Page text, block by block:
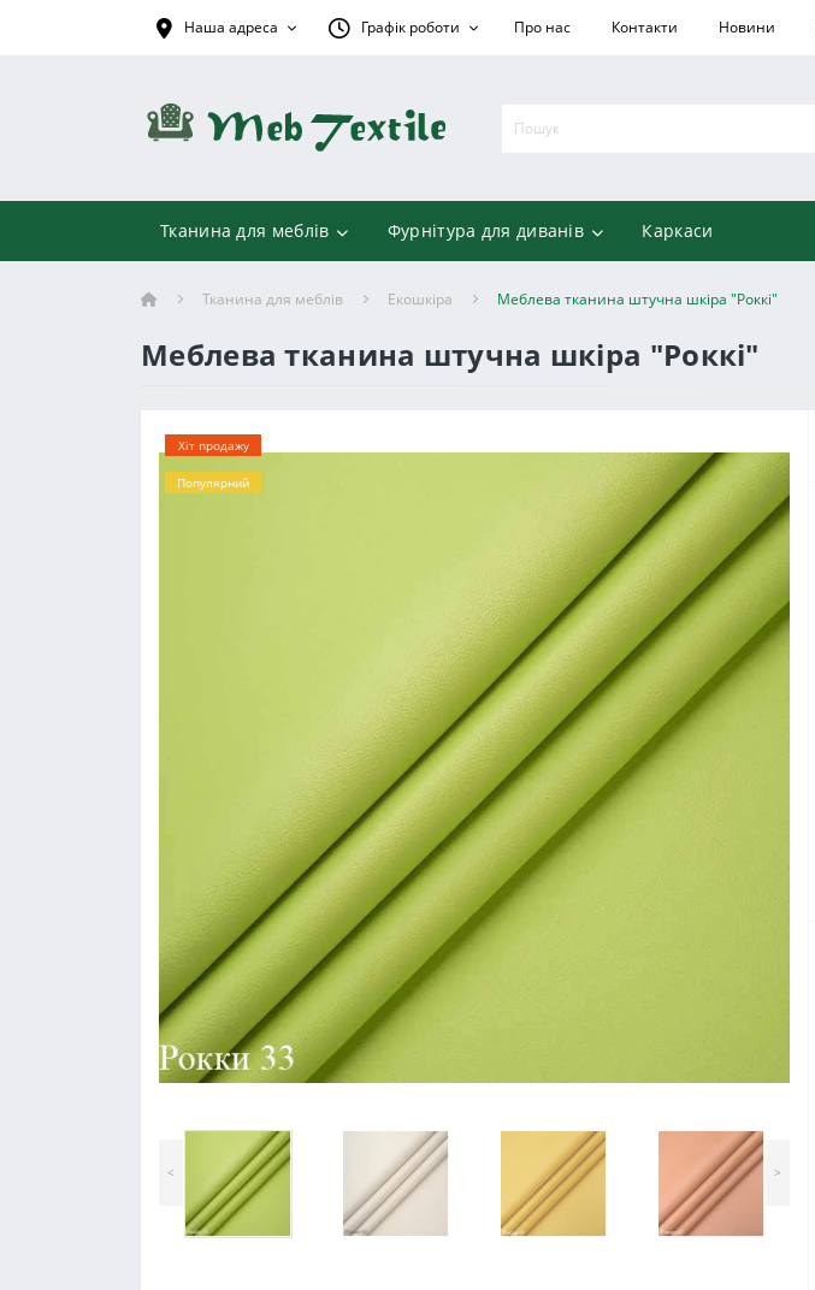
Наша адреса Графік роботи Про нас Контакти Новини
Тканина для меблів Фурнітура для диванів Каркаси
Тканина для меблів Екошкіра Меблева тканина штучна шкіра "Роккі"
Меблева тканина штучна шкіра "Роккі"
Хіт продажу
Популярний
< >